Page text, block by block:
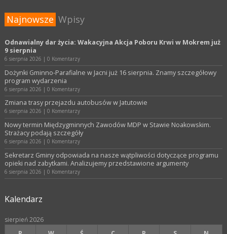
Najnowsze Wpisy
Odnawialny dar życia: Wakacyjna Akcja Poboru Krwi w Mokrem już
9 sierpnia
6 sierpnia 2026 | 0 Komentarzy
Dożynki Gminno-Parafialne w Jacni już 16 sierpnia. Znamy szczegółowy
program wydarzenia
6 sierpnia 2026 | 0 Komentarzy
Zmiana trasy przejazdu autobusów w Jatutowie
6 sierpnia 2026 | 0 Komentarzy
Nowy termin Międzygminnych Zawodów MDP w Stawie Noakowskim.
Strażacy podają szczegóły
6 sierpnia 2026 | 0 Komentarzy
Sekretarz Gminy odpowiada na nasze wątpliwości dotyczące programu
opieki nad zabytkami. Analizujemy przedstawione argumenty
6 sierpnia 2026 | 0 Komentarzy
Kalendarz
sierpień 2026